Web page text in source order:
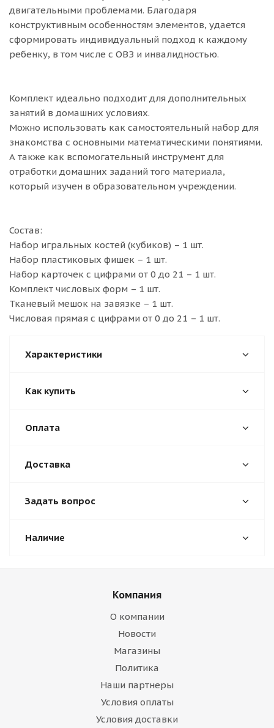
двигательными проблемами. Благодаря
конструктивным особенностям элементов, удается
сформировать индивидуальный подход к каждому
ребенку, в том числе с ОВЗ и инвалидностью.
Комплект идеально подходит для дополнительных
занятий в домашних условиях.
Можно использовать как самостоятельный набор для
знакомства с основными математическими понятиями.
А также как вспомогательный инструмент для
отработки домашних заданий того материала,
который изучен в образовательном учреждении.
Состав:
Набор игральных костей (кубиков) – 1 шт.
Набор пластиковых фишек – 1 шт.
Набор карточек с цифрами от 0 до 21 – 1 шт.
Комплект числовых форм – 1 шт.
Тканевый мешок на завязке – 1 шт.
Числовая прямая с цифрами от 0 до 21 – 1 шт.
Характеристики
Как купить
Оплата
Доставка
Задать вопрос
Наличие
Компания
О компании
Новости
Магазины
Политика
Наши партнеры
Условия оплаты
Условия доставки